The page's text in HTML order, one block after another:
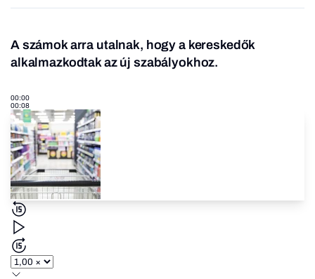
A számok arra utalnak, hogy a kereskedők
alkalmazkodtak az új szabályokhoz.
00:00
00:08